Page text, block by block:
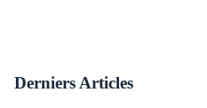
Derniers Articles